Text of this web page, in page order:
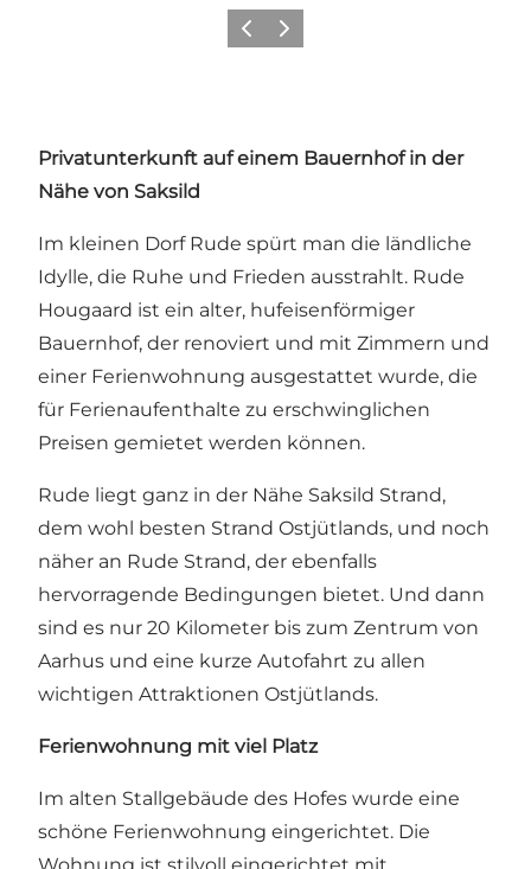
ZurückWeiter
Privatunterkunft auf einem Bauernhof in der
Nähe von Saksild
Im kleinen Dorf Rude spürt man die ländliche
Idylle, die Ruhe und Frieden ausstrahlt. Rude
Hougaard ist ein alter, hufeisenförmiger
Bauernhof, der renoviert und mit Zimmern und
einer Ferienwohnung ausgestattet wurde, die
für Ferienaufenthalte zu erschwinglichen
Preisen gemietet werden können.
Rude liegt ganz in der Nähe Saksild Strand,
dem wohl besten Strand Ostjütlands, und noch
näher an Rude Strand, der ebenfalls
hervorragende Bedingungen bietet. Und dann
sind es nur 20 Kilometer bis zum Zentrum von
Aarhus und eine kurze Autofahrt zu allen
wichtigen Attraktionen Ostjütlands.
Ferienwohnung mit viel Platz
Im alten Stallgebäude des Hofes wurde eine
schöne Ferienwohnung eingerichtet. Die